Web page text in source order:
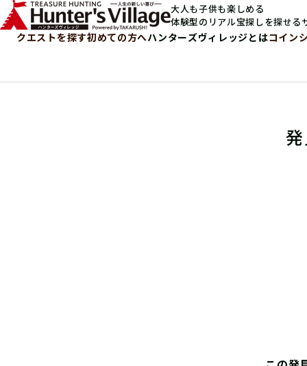
大人も子供も楽しめる
体験型のリアル宝探しを探せる
クエストを探す初めての方へハンターズヴィレッジとはコイン